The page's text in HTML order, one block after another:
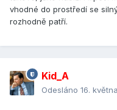
vhodné do prostředí se
rozhodně patří.
Kid_A
Odesláno 16.